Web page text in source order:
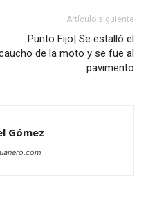
Artículo siguiente
Punto Fijo| Se estalló el
de la moto y se fue al
pavimento
Gómez